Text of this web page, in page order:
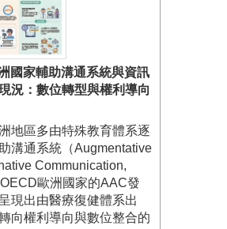
國家輔助溝通系統與資訊
況：數位轉型與權利導向
地區多由特殊教育體系逐
溝通系統（Augmentative
Communication,
歐洲國家的AAC發
現出由醫療復健體系出
向權利導向與數位整合的